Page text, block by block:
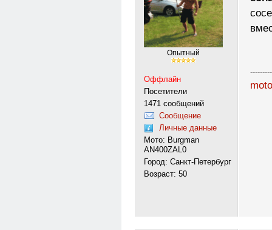
Опытный
Оффлайн
Посетители
1471 сообщений
Сообщение
Личные данные
Мото: Burgman
AN400ZAL0
Город: Санкт-Петербург
Возраст: 50